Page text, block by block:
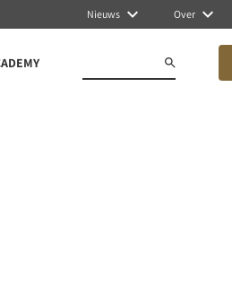
Nieuws Over